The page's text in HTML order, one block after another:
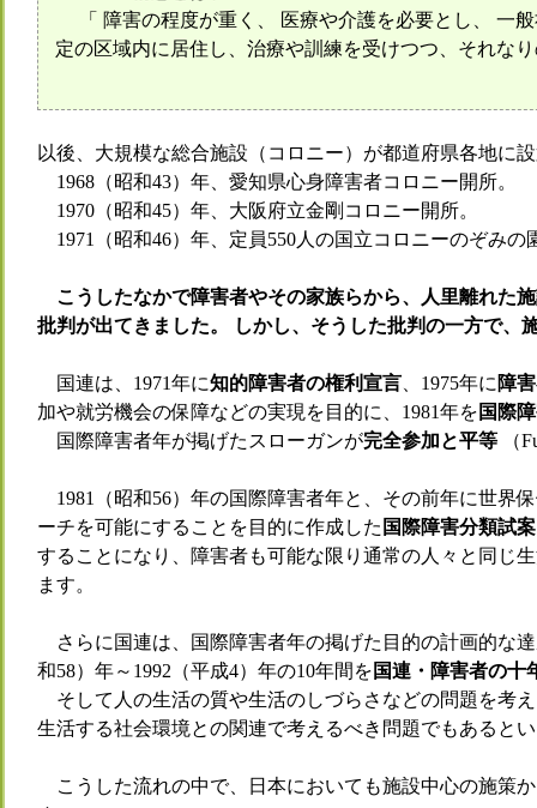
「 障害の程度が重く、 医療や介護を必要とし、 一
定の区域内に居住し、治療や訓練を受けつつ、それな
以後、大規模な総合施設（コロニー）が都道府県各地に
1968（昭和43）年、愛知県心身障害者コロニー開所。
1970（昭和45）年、大阪府立金剛コロニー開所。
1971（昭和46）年、定員550人の国立コロニーのぞみ
こうしたなかで障害者やその家族らから、人里離れた
批判が出てきました。 しかし、そうした批判の一方で、
国連は、1971年に知的障害者の権利宣言 、1975年に 障
加や就労機会の保障などの実現を目的に、1981年を 国際
国際障害者年が掲げたスローガンが完全参加と平等 （
1981（昭和56）年の国際障害者年と、その前年に世界
ーチを可能にすることを目的に作成した 国際障害分類試
することになり、障害者も可能な限り通常の人々と同じ
ます。
さらに国連は、国際障害者年の掲げた目的の計画的な
和58）年～1992（平成4）年の10年間を 国連・障害者の十
そして人の生活の質や生活のしづらさなどの問題を考
生活する社会環境との関連で考えるべき問題でもあると
こうした流れの中で、日本においても施設中心の施策